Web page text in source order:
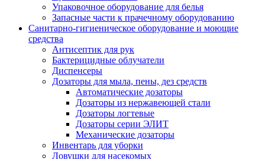
Упаковочное оборудование для белья
Запасные части к прачечному оборудованию
Санитарно-гигиеническое оборудование и моющие
средства
Антисептик для рук
Бактерицидные облучатели
Диспенсеры
Дозаторы для мыла, пены, дез средств
Автоматические дозаторы
Дозаторы из нержавеющей стали
Дозаторы логтевые
Дозаторы серии ЭЛИТ
Механические дозаторы
Инвентарь для уборки
Ловушки для насекомых